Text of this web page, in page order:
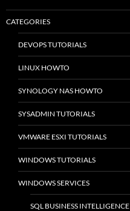
CATEGORIES
DEVOPS TUTORIALS
LINUX HOWTO
SYNOLOGY NAS HOWTO
SYSADMIN TUTORIALS
VMWARE ESXI TUTORIALS
WINDOWS TUTORIALS
WINDOWS SERVICES
SQL BUSINESS INTELLIGENCE